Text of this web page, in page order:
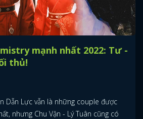
mạnh nhất 2022: Tư -
thủ!
Dẫn Lực vẫn là những couple được
nhưng Chu Vận - Lý Tuân cũng có